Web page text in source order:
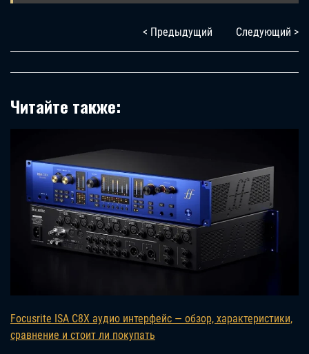
< Предыдущий Следующий >
Читайте также:
Focusrite ISA C8X аудио интерфейс — обзор, характеристики,
сравнение и стоит ли покупать